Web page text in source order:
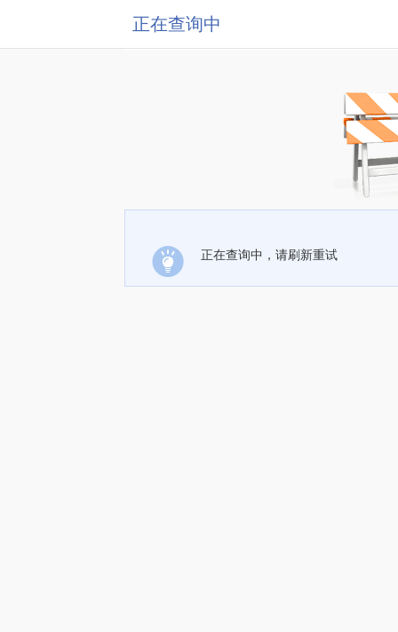
正在查询中
正在查询中，请刷新重试